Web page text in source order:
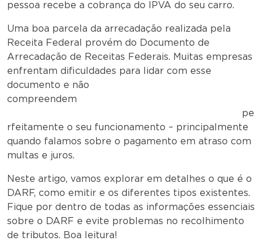
pessoa recebe a cobrança do IPVA do seu carro.
Uma boa parcela da arrecadação realizada pela
Receita Federal provém do Documento de
Arrecadação de Receitas Federais. Muitas empresas
enfrentam dificuldades para lidar com esse
documento e não
compreendem
pe
rfeitamente o seu funcionamento – principalmente
quando falamos sobre o pagamento em atraso com
multas e juros.
Neste artigo, vamos explorar em detalhes o que é o
DARF, como emitir e os diferentes tipos existentes.
Fique por dentro de todas as informações essenciais
sobre o DARF e evite problemas no recolhimento
de tributos. Boa leitura!